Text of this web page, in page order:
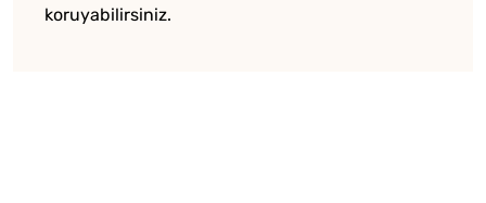
koruyabilirsiniz.